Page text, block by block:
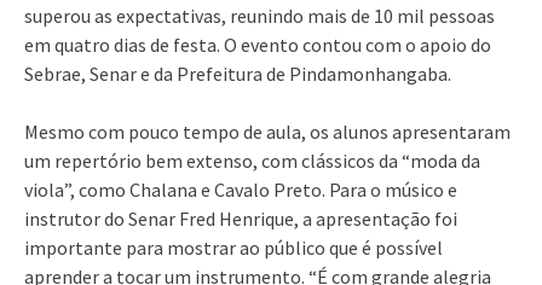
superou as expectativas, reunindo mais de 10 mil pessoas
em quatro dias de festa. O evento contou com o apoio do
Sebrae, Senar e da Prefeitura de Pindamonhangaba.
Mesmo com pouco tempo de aula, os alunos apresentaram
um repertório bem extenso, com clássicos da “moda da
viola”, como Chalana e Cavalo Preto. Para o músico e
instrutor do Senar Fred Henrique, a apresentação foi
importante para mostrar ao público que é possível
aprender a tocar um instrumento. “É com grande alegria